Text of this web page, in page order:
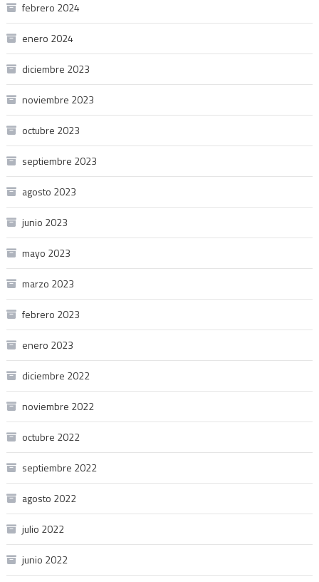
febrero 2024
enero 2024
diciembre 2023
noviembre 2023
octubre 2023
septiembre 2023
agosto 2023
junio 2023
mayo 2023
marzo 2023
febrero 2023
enero 2023
diciembre 2022
noviembre 2022
octubre 2022
septiembre 2022
agosto 2022
julio 2022
junio 2022